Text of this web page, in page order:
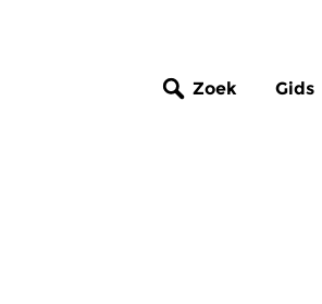
Zoek Gids